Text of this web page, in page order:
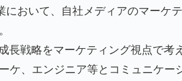
おいて、自社メディアのマーケ
長戦略をマーケティング視点で考
ケ、エンジニア等とコミュニケー